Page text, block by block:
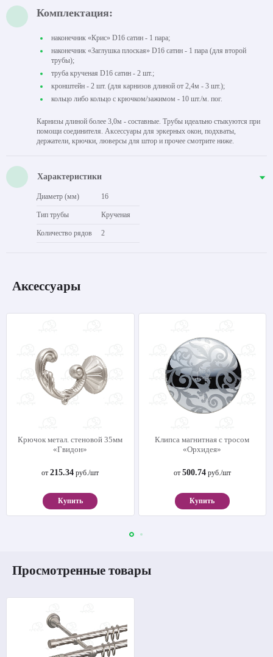
Комплектация:
наконечник «Крис» D16 сатин - 1 пара;
наконечник «Заглушка плоская» D16 сатин - 1 пара (для второй
трубы);
труба крученая D16 сатин - 2 шт.;
кронштейн - 2 шт. (для карнизов длиной от 2,4м - 3 шт.);
кольцо либо кольцо с крючком/зажимом - 10 шт./м. пог.
Карнизы длиной более 3,0м - составные. Трубы идеально стыкуются при
помощи соединителя. Аксессуары для эркерных окон, подхваты,
держатели, крючки, люверсы для штор и прочее смотрите ниже.
Характеристики
Диаметр (мм) 16
Тип трубы Крученая
Количество рядов 2
Аксессуары
Крючок метал. стеновой 35мм
«Гвидон»
от215.34 руб./шт
Купить
Клипса магнитная с тросом
«Орхидея»
от 500.74руб./шт
Купить
Просмотренные товары